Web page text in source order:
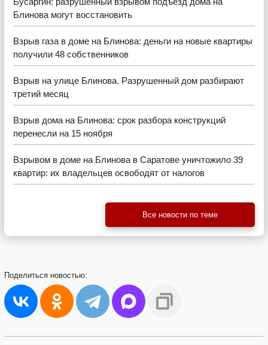
Блинова могут восстановить
Взрыв газа в доме на Блинова: деньги на новые квартиры
получили 48 собственников
Взрыв на улице Блинова. Разрушенный дом разбирают
третий месяц
Взрыв дома на Блинова: срок разбора конструкций
перенесли на 15 ноября
Взрывом в доме на Блинова в Саратове уничтожило 39
квартир: их владельцев освободят от налогов
Все новости по теме
Поделиться новостью: